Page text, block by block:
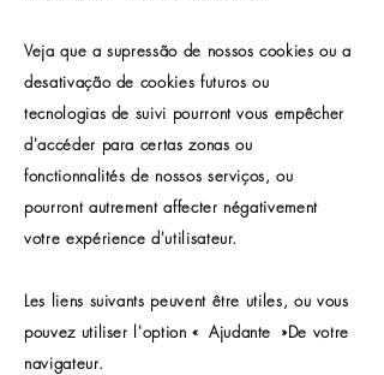
Veja que a supressão de nossos cookies ou a
desativação de cookies futuros ou
tecnologias de suivi pourront vous empêcher
d'accéder para certas zonas ou
fonctionnalités de nossos serviços, ou
pourront autrement affecter négativement
votre expérience d'utilisateur.
Les liens suivants peuvent être utiles, ou vous
pouvez utiliser l'option « Ajudante »De votre
navigateur.